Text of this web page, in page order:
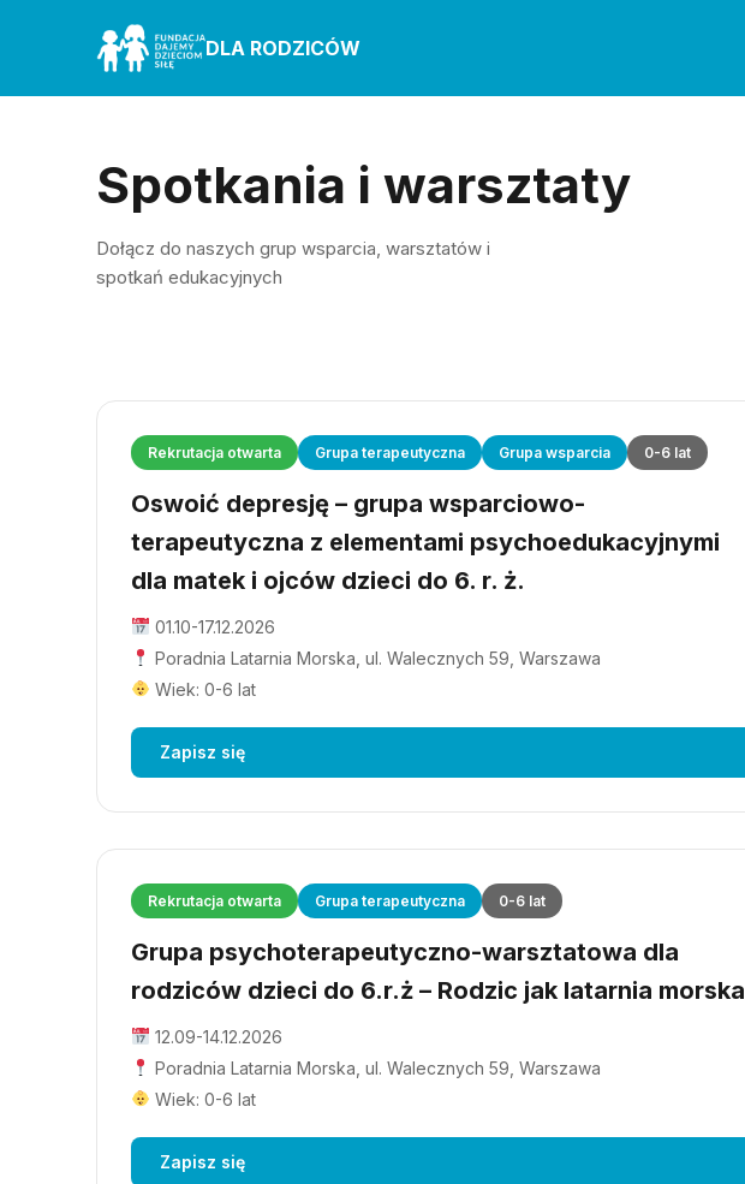
DLA RODZICÓW
Spotkania i warsztaty
Dołącz do naszych grup wsparcia, warsztatów i
spotkań edukacyjnych
Rekrutacja otwarta Grupa terapeutyczna Grupa wsparcia 0-6 lat
Oswoić depresję – grupa wsparciowo-
terapeutyczna z elementami psychoedukacyjnymi
dla matek i ojców dzieci do 6. r. ż.
01.10-17.12.2026
Poradnia Latarnia Morska, ul. Walecznych 59, Warszawa
Wiek: 0-6 lat
Zapisz się
Rekrutacja otwarta Grupa terapeutyczna 0-6 lat
Grupa psychoterapeutyczno-warsztatowa dla
rodziców dzieci do 6.r.ż – Rodzic jak latarnia morska
12.09-14.12.2026
Poradnia Latarnia Morska, ul. Walecznych 59, Warszawa
Wiek: 0-6 lat
Zapisz się